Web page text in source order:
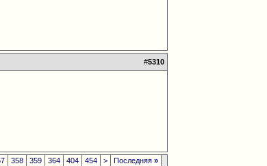
#5310
358 359 364 404 454 > Последняя»